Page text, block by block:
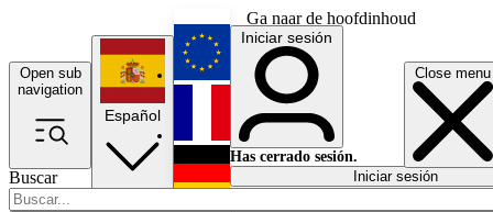
Ga naar de hoofdinhoud
Open sub
navigation
Close menu
Buscar
Español
English
Français
Iniciar sesión
Has cerrado sesión.
Iniciar sesión